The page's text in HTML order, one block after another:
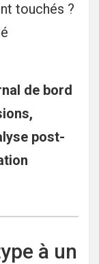
touchés ?
de bord
post-
à un